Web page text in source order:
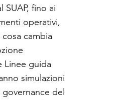
fino ai
operativi,
cambia
Linee guida
simulazioni
del